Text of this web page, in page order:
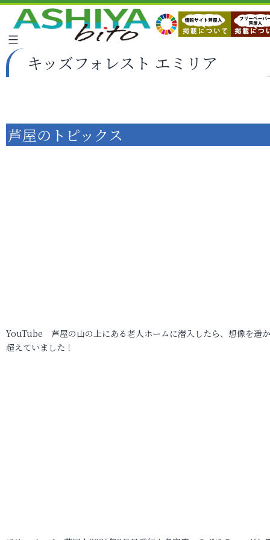
キッズフォレスト エミリア
芦屋のトピックス
YouTube 芦屋の山の上にある老人ホームに潜入したら、想像を遥
超えていました！